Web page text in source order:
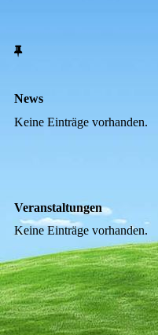
News
Keine Einträge vorhanden.
Veranstaltungen
Keine Einträge vorhanden.